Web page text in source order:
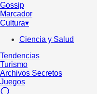
Gossip
Marcador
Cultura▾
Ciencia y Salud
Tendencias
Turismo
Archivos Secretos
Juegos